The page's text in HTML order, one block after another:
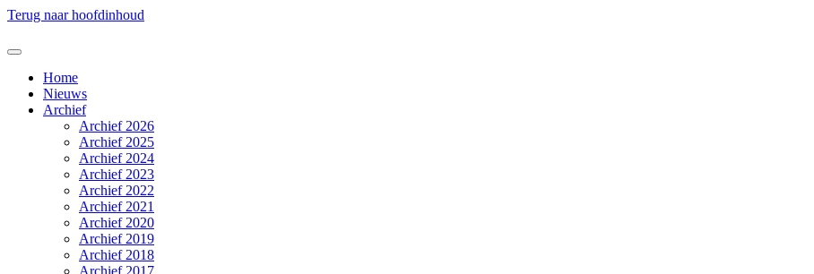
Terug naar hoofdinhoud
Home
Nieuws
Archief
Archief 2026
Archief 2025
Archief 2024
Archief 2023
Archief 2022
Archief 2021
Archief 2020
Archief 2019
Archief 2018
Archief 2017